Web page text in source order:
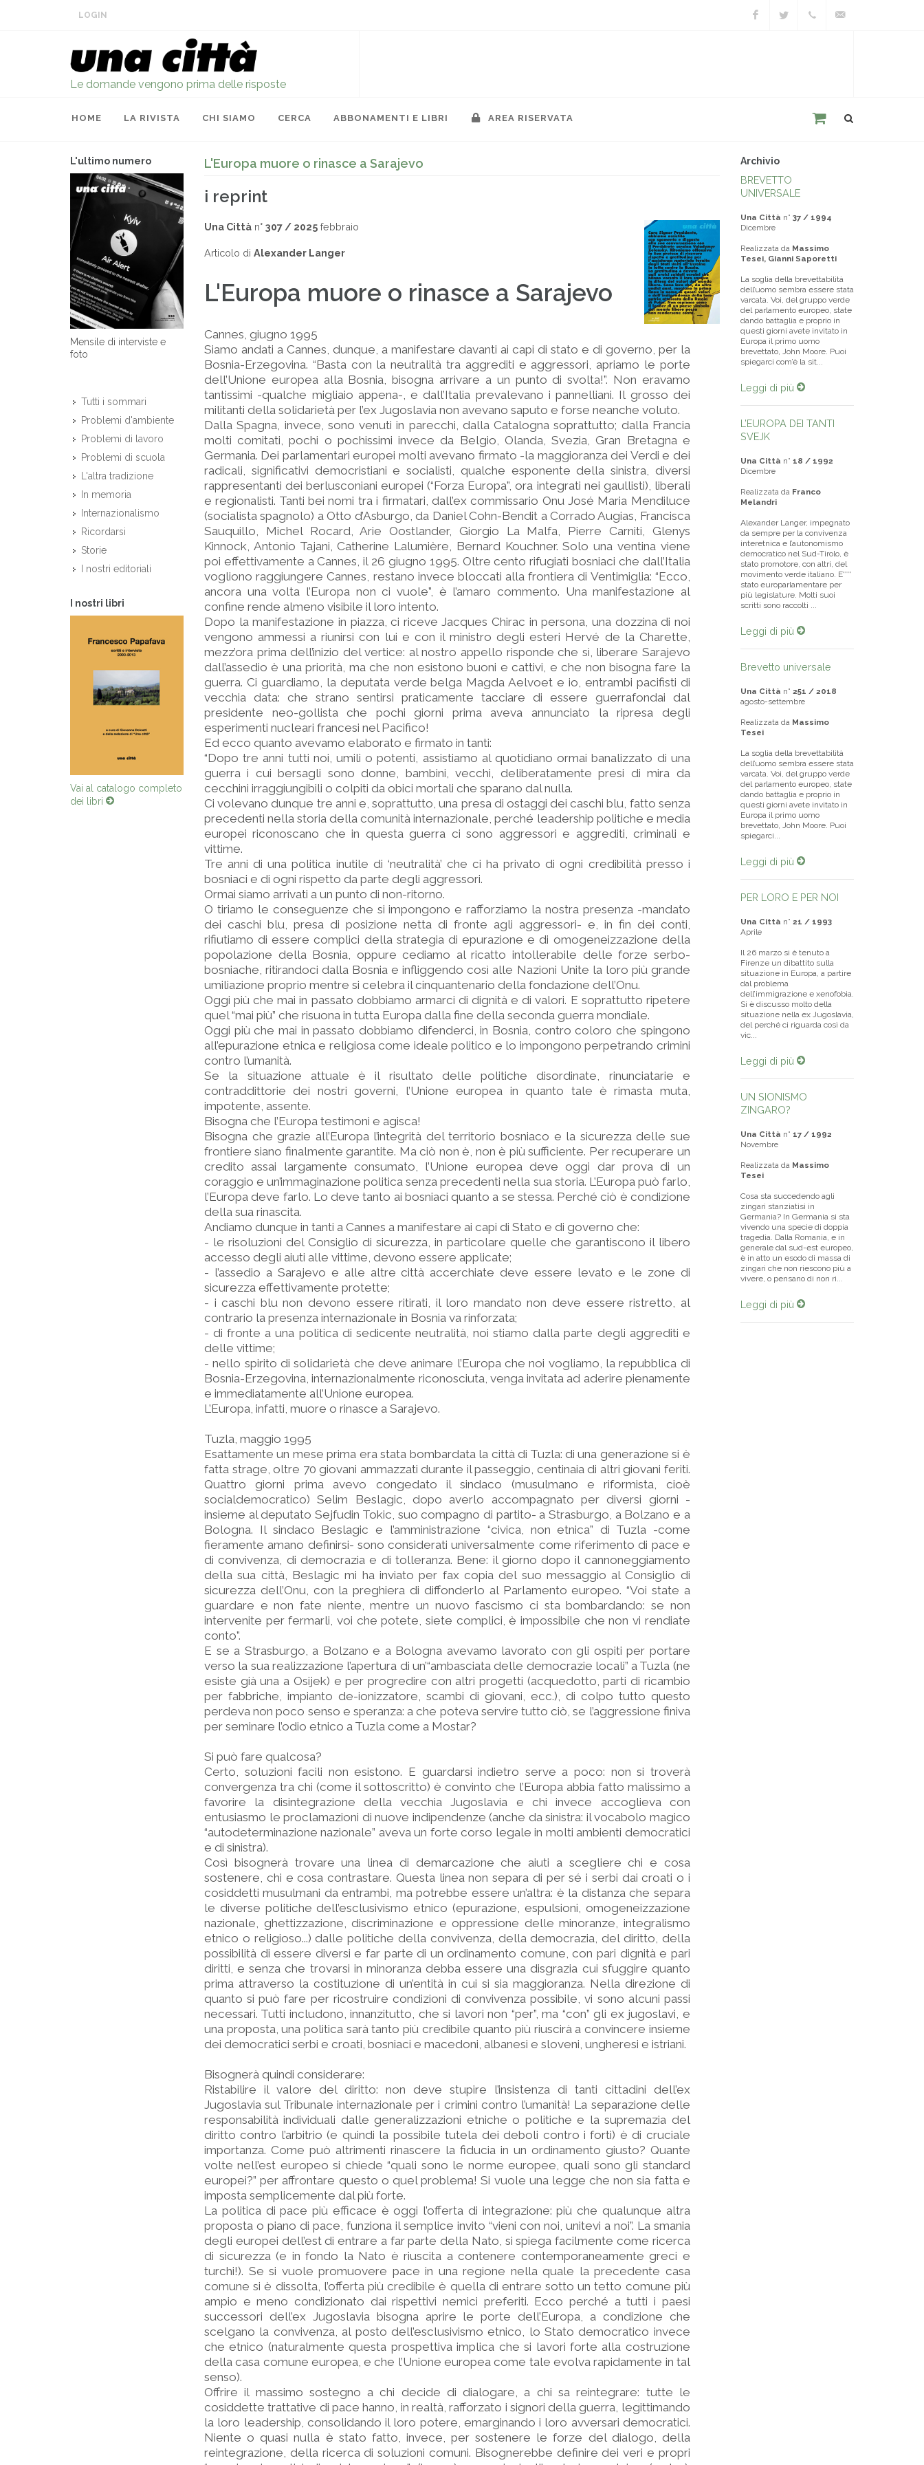
LOGIN
Le domande vengono prima delle risposte
HOME LA RIVISTA CHI SIAMO CERCA ABBONAMENTI E LIBRI AREA RISERVATA
L'ultimo numero
Mensile di interviste e
foto
Tutti i sommari
Problemi d'ambiente
Problemi di lavoro
Problemi di scuola
L'altra tradizione
In memoria
Internazionalismo
Ricordarsi
Storie
I nostri editoriali
I nostri libri
Vai al catalogo completo
dei libri
L'Europa muore o rinasce a Sarajevo
i reprint
Una Città n° 307 / 2025 febbraio
Articolo di Alexander Langer
L'Europa muore o rinasce a Sarajevo
Cannes, giugno 1995
Siamo andati a Cannes, dunque, a manifestare davanti ai capi di stato e di governo, per la
Bosnia-Erzegovina. “Basta con la neutralità tra aggrediti e aggressori, apriamo le porte
dell’Unione europea alla Bosnia, bisogna arrivare a un punto di svolta!”. Non eravamo
tantissimi -qualche migliaio appena-, e dall’Italia prevalevano i pannelliani. Il grosso dei
militanti della solidarietà per l’ex Jugoslavia non avevano saputo e forse neanche voluto.
Dalla Spagna, invece, sono venuti in parecchi, dalla Catalogna soprattutto; dalla Francia
molti comitati, pochi o pochissimi invece da Belgio, Olanda, Svezia, Gran Bretagna e
Germania. Dei parlamentari europei molti avevano firmato -la maggioranza dei Verdi e dei
radicali, significativi democristiani e socialisti, qualche esponente della sinistra, diversi
rappresentanti dei berlusconiani europei (“Forza Europa”, ora integrati nei gaullisti), liberali
e regionalisti. Tanti bei nomi tra i firmatari, dall’ex commissario Onu José Maria Mendiluce
(socialista spagnolo) a Otto d’Asburgo, da Daniel Cohn-Bendit a Corrado Augias, Francisca
Sauquillo, Michel Rocard, Arie Oostlander, Giorgio La Malfa, Pierre Carniti, Glenys
Kinnock, Antonio Tajani, Catherine Lalumière, Bernard Kouchner. Solo una ventina viene
poi effettivamente a Cannes, il 26 giugno 1995. Oltre cento rifugiati bosniaci che dall’Italia
vogliono raggiungere Cannes, restano invece bloccati alla frontiera di Ventimiglia: “Ecco,
ancora una volta l’Europa non ci vuole”, è l’amaro commento. Una manifestazione al
confine rende almeno visibile il loro intento.
Dopo la manifestazione in piazza, ci riceve Jacques Chirac in persona, una dozzina di noi
vengono ammessi a riunirsi con lui e con il ministro degli esteri Hervé de la Charette,
mezz’ora prima dell’inizio del vertice: al nostro appello risponde che sì, liberare Sarajevo
dall’assedio è una priorità, ma che non esistono buoni e cattivi, e che non bisogna fare la
guerra. Ci guardiamo, la deputata verde belga Magda Aelvoet e io, entrambi pacifisti di
vecchia data: che strano sentirsi praticamente tacciare di essere guerrafondai dal
presidente neo-gollista che pochi giorni prima aveva annunciato la ripresa degli
esperimenti nucleari francesi nel Pacifico!
Ed ecco quanto avevamo elaborato e firmato in tanti:
“Dopo tre anni tutti noi, umili o potenti, assistiamo al quotidiano ormai banalizzato di una
guerra i cui bersagli sono donne, bambini, vecchi, deliberatamente presi di mira da
cecchini irraggiungibili o colpiti da obici mortali che sparano dal nulla.
Ci volevano dunque tre anni e, soprattutto, una presa di ostaggi dei caschi blu, fatto senza
precedenti nella storia della comunità internazionale, perché leadership politiche e media
europei riconoscano che in questa guerra ci sono aggressori e aggrediti, criminali e
vittime.
Tre anni di una politica inutile di ‘neutralità’ che ci ha privato di ogni credibilità presso i
bosniaci e di ogni rispetto da parte degli aggressori.
Ormai siamo arrivati a un punto di non-ritorno.
O tiriamo le conseguenze che si impongono e rafforziamo la nostra presenza -mandato
dei caschi blu, presa di posizione netta di fronte agli aggressori- e, in fin dei conti,
rifiutiamo di essere complici della strategia di epurazione e di omogeneizzazione della
popolazione della Bosnia, oppure cediamo al ricatto intollerabile delle forze serbo-
bosniache, ritirandoci dalla Bosnia e infliggendo così alle Nazioni Unite la loro più grande
umiliazione proprio mentre si celebra il cinquantenario della fondazione dell’Onu.
Oggi più che mai in passato dobbiamo armarci di dignità e di valori. E soprattutto ripetere
quel “mai più” che risuona in tutta Europa dalla fine della seconda guerra mondiale.
Oggi più che mai in passato dobbiamo difenderci, in Bosnia, contro coloro che spingono
all’epurazione etnica e religiosa come ideale politico e lo impongono perpetrando crimini
contro l’umanità.
Se la situazione attuale è il risultato delle politiche disordinate, rinunciatarie e
contraddittorie dei nostri governi, l’Unione europea in quanto tale è rimasta muta,
impotente, assente.
Bisogna che l’Europa testimoni e agisca!
Bisogna che grazie all’Europa l’integrità del territorio bosniaco e la sicurezza delle sue
frontiere siano finalmente garantite. Ma ciò non è, non è più sufficiente. Per recuperare un
credito assai largamente consumato, l’Unione europea deve oggi dar prova di un
coraggio e un’immaginazione politica senza precedenti nella sua storia. L’Europa può farlo,
l’Europa deve farlo. Lo deve tanto ai bosniaci quanto a se stessa. Perché ciò è condizione
della sua rinascita.
Andiamo dunque in tanti a Cannes a manifestare ai capi di Stato e di governo che:
- le risoluzioni del Consiglio di sicurezza, in particolare quelle che garantiscono il libero
accesso degli aiuti alle vittime, devono essere applicate;
- l’assedio a Sarajevo e alle altre città accerchiate deve essere levato e le zone di
sicurezza effettivamente protette;
- i caschi blu non devono essere ritirati, il loro mandato non deve essere ristretto, al
contrario la presenza internazionale in Bosnia va rinforzata;
- di fronte a una politica di sedicente neutralità, noi stiamo dalla parte degli aggrediti e
delle vittime;
- nello spirito di solidarietà che deve animare l’Europa che noi vogliamo, la repubblica di
Bosnia-Erzegovina, internazionalmente riconosciuta, venga invitata ad aderire pienamente
e immediatamente all’Unione europea.
L’Europa, infatti, muore o rinasce a Sarajevo.
Tuzla, maggio 1995
Esattamente un mese prima era stata bombardata la città di Tuzla: di una generazione si è
fatta strage, oltre 70 giovani ammazzati durante il passeggio, centinaia di altri giovani feriti.
Quattro giorni prima avevo congedato il sindaco (musulmano e riformista, cioè
socialdemocratico) Selim Beslagic, dopo averlo accompagnato per diversi giorni -
insieme al deputato Sejfudin Tokic, suo compagno di partito- a Strasburgo, a Bolzano e a
Bologna. Il sindaco Beslagic e l’amministrazione “civica, non etnica” di Tuzla -come
fieramente amano definirsi- sono considerati universalmente come riferimento di pace e
di convivenza, di democrazia e di tolleranza. Bene: il giorno dopo il cannoneggiamento
della sua città, Beslagic mi ha inviato per fax copia del suo messaggio al Consiglio di
sicurezza dell’Onu, con la preghiera di diffonderlo al Parlamento europeo. “Voi state a
guardare e non fate niente, mentre un nuovo fascismo ci sta bombardando: se non
intervenite per fermarli, voi che potete, siete complici, è impossibile che non vi rendiate
conto”.
E se a Strasburgo, a Bolzano e a Bologna avevamo lavorato con gli ospiti per portare
verso la sua realizzazione l’apertura di un’“ambasciata delle democrazie locali” a Tuzla (ne
esiste già una a Osijek) e per progredire con altri progetti (acquedotto, parti di ricambio
per fabbriche, impianto de-ionizzatore, scambi di giovani, ecc.), di colpo tutto questo
perdeva non poco senso e speranza: a che poteva servire tutto ciò, se l’aggressione finiva
per seminare l’odio etnico a Tuzla come a Mostar?
Si può fare qualcosa?
Certo, soluzioni facili non esistono. E guardarsi indietro serve a poco: non si troverà
convergenza tra chi (come il sottoscritto) è convinto che l’Europa abbia fatto malissimo a
favorire la disintegrazione della vecchia Jugoslavia e chi invece accoglieva con
entusiasmo le proclamazioni di nuove indipendenze (anche da sinistra: il vocabolo magico
“autodeterminazione nazionale” aveva un forte corso legale in molti ambienti democratici
e di sinistra).
Così bisognerà trovare una linea di demarcazione che aiuti a scegliere chi e cosa
sostenere, chi e cosa contrastare. Questa linea non separa di per sé i serbi dai croati o i
cosiddetti musulmani da entrambi, ma potrebbe essere un’altra: è la distanza che separa
le diverse politiche dell’esclusivismo etnico (epurazione, espulsioni, omogeneizzazione
nazionale, ghettizzazione, discriminazione e oppressione delle minoranze, integralismo
etnico o religioso...) dalle politiche della convivenza, della democrazia, del diritto, della
possibilità di essere diversi e far parte di un ordinamento comune, con pari dignità e pari
diritti, e senza che trovarsi in minoranza debba essere una disgrazia cui sfuggire quanto
prima attraverso la costituzione di un’entità in cui si sia maggioranza. Nella direzione di
quanto si può fare per ricostruire condizioni di convivenza possibile, vi sono alcuni passi
necessari. Tutti includono, innanzitutto, che si lavori non “per”, ma “con” gli ex jugoslavi, e
una proposta, una politica sarà tanto più credibile quanto più riuscirà a convincere insieme
dei democratici serbi e croati, bosniaci e macedoni, albanesi e sloveni, ungheresi e istriani.
Bisognerà quindi considerare:
Ristabilire il valore del diritto: non deve stupire l’insistenza di tanti cittadini dell’ex
Jugoslavia sul Tribunale internazionale per i crimini contro l’umanità! La separazione delle
responsabilità individuali dalle generalizzazioni etniche o politiche e la supremazia del
diritto contro l’arbitrio (e quindi la possibile tutela dei deboli contro i forti) è di cruciale
importanza. Come può altrimenti rinascere la fiducia in un ordinamento giusto? Quante
volte nell’est europeo si chiede “quali sono le norme europee, quali sono gli standard
europei?” per affrontare questo o quel problema! Si vuole una legge che non sia fatta e
imposta semplicemente dal più forte.
La politica di pace più efficace è oggi l’offerta di integrazione: più che qualunque altra
proposta o piano di pace, funziona il semplice invito “vieni con noi, unitevi a noi”. La smania
degli europei dell’est di entrare a far parte della Nato, si spiega facilmente come ricerca
di sicurezza (e in fondo la Nato è riuscita a contenere contemporaneamente greci e
turchi!). Se si vuole promuovere pace in una regione nella quale la precedente casa
comune si è dissolta, l’offerta più credibile è quella di entrare sotto un tetto comune più
ampio e meno condizionato dai rispettivi nemici preferiti. Ecco perché a tutti i paesi
successori dell’ex Jugoslavia bisogna aprire le porte dell’Europa, a condizione che
scelgano la convivenza, al posto dell’esclusivismo etnico, lo Stato democratico invece
che etnico (naturalmente questa prospettiva implica che si lavori forte alla costruzione
della casa comune europea, e che l’Unione europea come tale evolva rapidamente in tal
senso).
Offrire il massimo sostegno a chi decide di dialogare, a chi sa reintegrare: tutte le
cosiddette trattative di pace hanno, in ­realtà, rafforzato i signori della guerra, legittimando
la loro leadership, consolidando il loro potere, emarginando i loro avversari democratici.
Niente o quasi nulla è stato fatto, invece, per sostenere le forze del dialogo, della
reintegrazione, della ricerca di soluzioni comuni. Bisognerebbe definire dei veri e propri
Archivio
BREVETTO
UNIVERSALE
Una Città n° 37 / 1994
Dicembre
Realizzata da Massimo
Tesei, Gianni Saporetti
La soglia della brevettabilità
dell’uomo sembra essere stata
varcata. Voi, del gruppo verde
del parlamento europeo, state
dando battaglia e proprio in
questi giorni avete invitato in
Europa il primo uomo
brevettato, John Moore. Puoi
spiegarci com’è la sit...
Leggi di più
L’EUROPA DEI TANTI
SVEJK
Una Città n° 18 / 1992
Dicembre
Realizzata da Franco
Melandri
Alexander Langer, impegnato
da sempre per la convivenza
interetnica e l’autonomismo
democratico nel Sud-Tirolo, è
stato promotore, con altri, del
movimento verde italiano. E''''
stato europarlamentare per
più legislature. Molti suoi
scritti sono raccolti ...
Leggi di più
Brevetto universale
Una Città n° 251 / 2018
agosto-settembre
Realizzata da Massimo
Tesei
La soglia della brevettabilità
dell’uomo sembra essere stata
varcata. Voi, del gruppo verde
del parlamento europeo, state
dando battaglia e proprio in
questi giorni avete invitato in
Europa il primo uomo
brevettato, John Moore. Puoi
spiegarci...
Leggi di più
PER LORO E PER NOI
Una Città n° 21 / 1993
Aprile
Il 26 marzo si è tenuto a
Firenze un dibattito sulla
situazione in Europa, a partire
dal problema
dell’immigrazione e xenofobia.
Si è discusso molto della
situazione nella ex Jugoslavia,
del perché ci riguarda così da
vic...
Leggi di più
UN SIONISMO
ZINGARO?
Una Città n° 17 / 1992
Novembre
Realizzata da Massimo
Tesei
Cosa sta succedendo agli
zingari stanziatisi in
Germania? In Germania si sta
vivendo una specie di doppia
tragedia. Dalla Romania, e in
generale dal sud-est europeo,
è in atto un esodo di massa di
zingari che non riescono più a
vivere, o pensano di non ri...
Leggi di più